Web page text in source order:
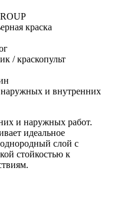
краска
/ краскопульт
наружных и внутренних
и наружных работ.
идеальное
слой с
стойкостью к